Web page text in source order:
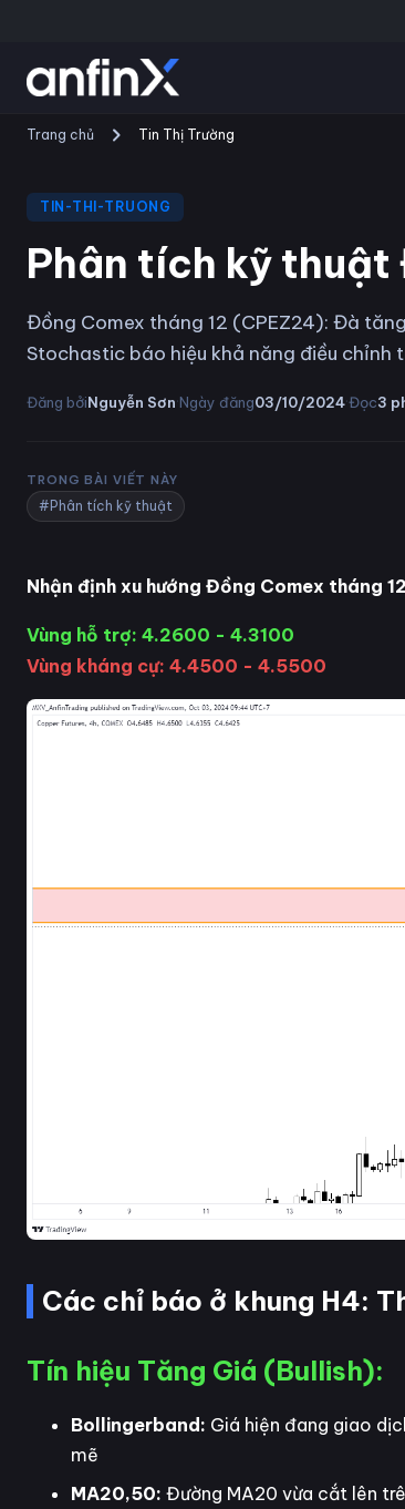
Trang chủ Tin Thị Trường
TIN-THI-TRUONG
Phân tích kỹ
Đồng Comex tháng 12 (CPEZ24): Đà
Stochastic báo hiệu khả năng điều
Đăng bởiNguyễn Sơn·Ngày đăng03/10/2024·Đọc3
TRONG BÀI VIẾT NÀY
#Phân tích kỹ thuật
Nhận định xu hướng Đồng Comex tháng
Vùng hỗ trợ: 4.2600 - 4.3100
Vùng kháng cự: 4.4500 - 4.5500
Các chỉ báo ở khung H4:
Tín hiệu Tăng Giá (Bullish):
Bollingerband: Giá hiện đang giao
mẽ
MA20,50: Đường MA20 vừa cắt lên